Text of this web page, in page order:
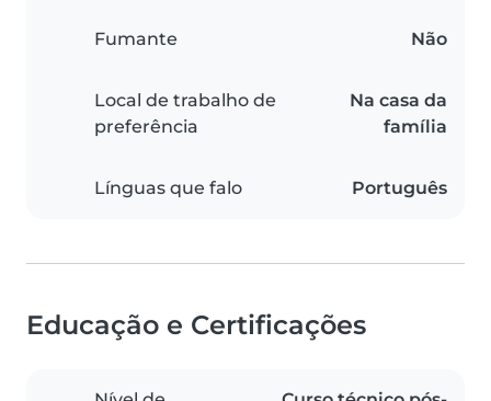
Fumante Não
Local de trabalho de
preferência
Na casa da
família
Línguas que falo Português
Educação e Certificações